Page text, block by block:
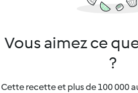
Vous aimez ce
?
Cette recette et plus de 100 000